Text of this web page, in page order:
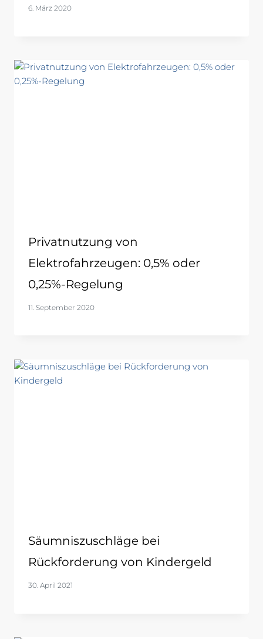
6. März 2020
Privatnutzung von
Elektrofahrzeugen: 0,5% oder
0,25%-Regelung
11. September 2020
Säumniszuschläge bei
Rückforderung von Kindergeld
30. April 2021